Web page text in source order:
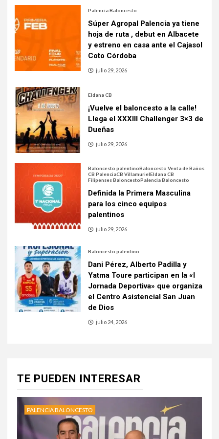
Palencia Baloncesto
Súper Agropal Palencia ya tiene
hoja de ruta , debut en Albacete
y estreno en casa ante el Cajasol
Coto Córdoba
julio 29, 2026
Eldana CB
¡Vuelve el baloncesto a la calle!
Llega el XXXIII Challenger 3×3 de
Dueñas
julio 29, 2026
Baloncesto palentinoBaloncesto Venta de Baños
CB PalenciaCB VillamurielEldana CB
Filipenses BaloncestoPalencia Baloncesto
Definida la Primera Masculina
para los cinco equipos
palentinos
julio 29, 2026
Baloncesto palentino
Dani Pérez, Alberto Padilla y
Yatma Toure participan en la «I
Jornada Deportiva» que organiza
el Centro Asistencial San Juan
de Dios
julio 24, 2026
TE PUEDEN INTERESAR
PALENCIA BALONCESTO